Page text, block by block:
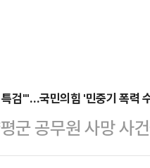
검'"…국민의힘 '민중기 폭력
군 공무원 사망 사
기 특검 폭력 수사